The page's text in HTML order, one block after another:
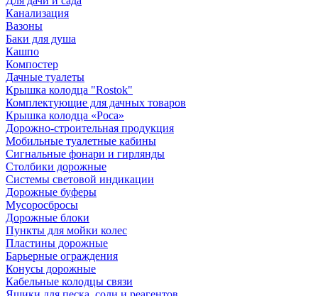
Канализация
Вазоны
Баки для душа
Кашпо
Компостер
Дачные туалеты
Крышка колодца "Rostok"
Комплектующие для дачных товаров
Крышка колодца «Роса»
Дорожно-строительная продукция
Мобильные туалетные кабины
Сигнальные фонари и гирлянды
Столбики дорожные
Системы световой индикации
Дорожные буферы
Мусоросбросы
Дорожные блоки
Пункты для мойки колес
Пластины дорожные
Барьерные ограждения
Конусы дорожные
Кабельные колодцы связи